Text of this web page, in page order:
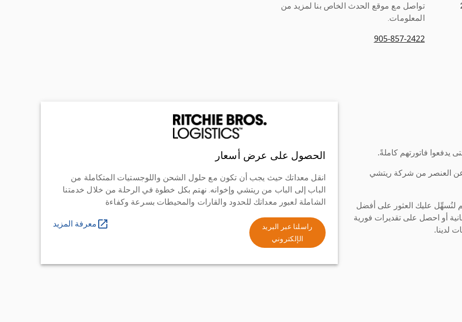
تواصل مع موقع الحدث الخاص بنا لمزيد من
المعلومات.
905-857-2422
يدفعوا فاتورتهم كاملةً.
العنصر من شركة ريتشي
عليك العثور على أفضل
أو احصل على تقديرات فورية
لدينا.
الحصول على عرض أسعار
انقل معداتك حيث يجب أن تكون مع حلول الشحن واللوجستيات المتكاملة من
الباب إلى الباب من ريتشي وإخوانه. نهتم بكل خطوة في الرحلة من خلال خدمتنا
الشاملة لعبور معداتك للحدود والقارات والمحيطات بسرعة وكفاءة
راسلنا عبر البريد
الإلكتروني
معرفة المزيد